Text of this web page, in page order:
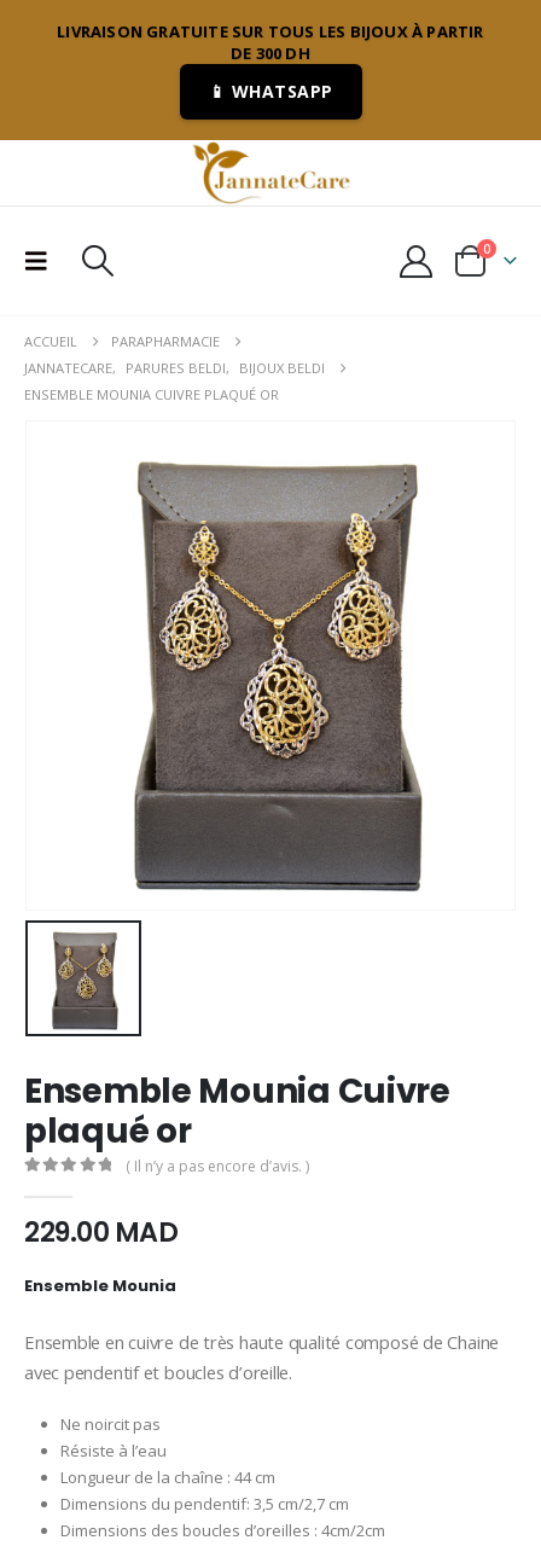
LIVRAISON GRATUITE SUR TOUS LES BIJOUX À PARTIR
DE 300 DH
📱 WHATSAPP
0
ACCUEIL
PARAPHARMACIE
JANNATECARE, PARURES BELDI,
BIJOUX BELDI
ENSEMBLE MOUNIA CUIVRE PLAQUÉ OR
Ensemble Mounia Cuivre
plaqué or
( Il n’y a pas encore d’avis. )
229.00 MAD
Ensemble Mounia
Ensemble en cuivre de très haute qualité composé de Chaine
avec pendentif et boucles d’oreille.
Ne noircit pas
Résiste à l’eau
Longueur de la chaîne : 44 cm
Dimensions du pendentif: 3,5 cm/2,7 cm
Dimensions des boucles d’oreilles : 4cm/2cm